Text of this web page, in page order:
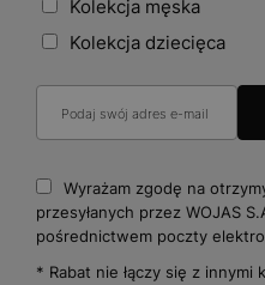
Kolekcja męska
Kolekcja dziecięca
Wyrażam zgodę na
przesyłanych przez WOJAS
pośrednictwem poczty
* Rabat nie łączy się z innymi